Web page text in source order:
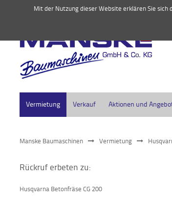
Vermietung Verkauf Aktionen und
Manske Baumaschinen Vermietung
Rückruf erbeten zu:
Husqvarna Betonfräse CG 200
Mit der Nutzung dieser Website erklären Sie